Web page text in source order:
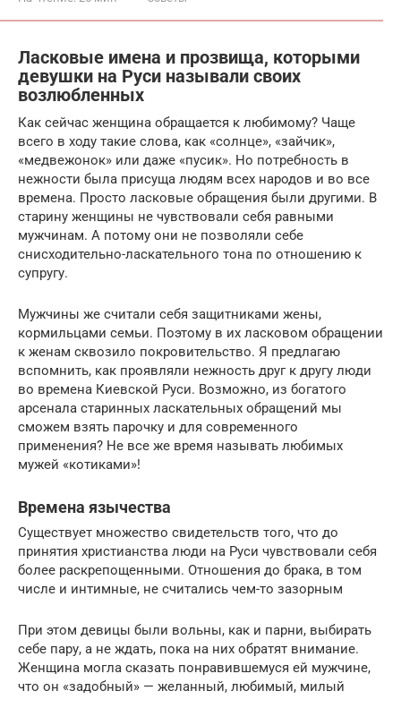
Ласковые имена и прозвища, которыми
девушки на Руси называли своих
возлюбленных
Как сейчас женщина обращается к любимому? Чаще
всего в ходу такие слова, как «солнце», «зайчик»,
«медвежонок» или даже «пусик». Но потребность в
нежности была присуща людям всех народов и во все
времена. Просто ласковые обращения были другими. В
старину женщины не чувствовали себя равными
мужчинам. А потому они не позволяли себе
снисходительно-ласкательного тона по отношению к
супругу.
Мужчины же считали себя защитниками жены,
кормильцами семьи. Поэтому в их ласковом обращении
к женам сквозило покровительство. Я предлагаю
вспомнить, как проявляли нежность друг к другу люди
во времена Киевской Руси. Возможно, из богатого
арсенала старинных ласкательных обращений мы
сможем взять парочку и для современного
применения? Не все же время называть любимых
мужей «котиками»!
Времена язычества
Существует множество свидетельств того, что до
принятия христианства люди на Руси чувствовали себя
более раскрепощенными. Отношения до брака, в том
числе и интимные, не считались чем-то зазорным
При этом девицы были вольны, как и парни, выбирать
себе пару, а не ждать, пока на них обратят внимание.
Женщина могла сказать понравившемуся ей мужчине,
что он «задобный» — желанный, любимый, милый